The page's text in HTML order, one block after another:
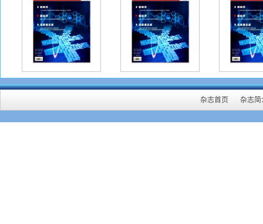
如下
杂志首页 杂志简